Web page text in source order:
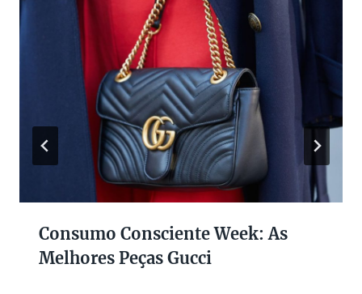
Consumo Consciente Week: As
Melhores Peças Gucci